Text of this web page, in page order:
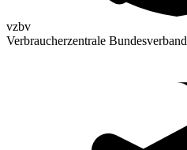
vzbv
Verbraucherzentrale Bundesverband